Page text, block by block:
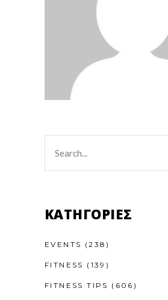
for:
KΑΤΗΓΟΡΊΕΣ
EVENTS (238)
FITNESS (139)
FITNESS TIPS (606)